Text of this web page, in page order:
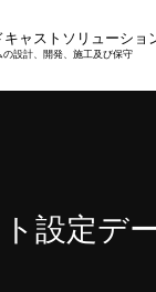
ャストソリューショ
設計、開発、施工及び保守
設定デ